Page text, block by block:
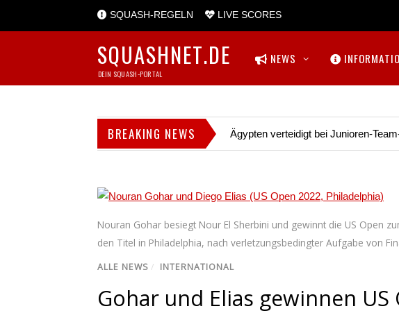
SQUASH-REGELN LIVE SCORES
SQUASHNET.DE
DEIN SQUASH-PORTAL
NEWS
BREAKING NEWS Ägypten verteidigt bei Junioren-
Nouran Gohar besiegt Nour El Sherbini und gewinnt die US Open
den Titel in Philadelphia, nach verletzungsbedingter Aufgabe von
ALLE NEWS / INTERNATIONAL
Gohar und Elias gewinnen US